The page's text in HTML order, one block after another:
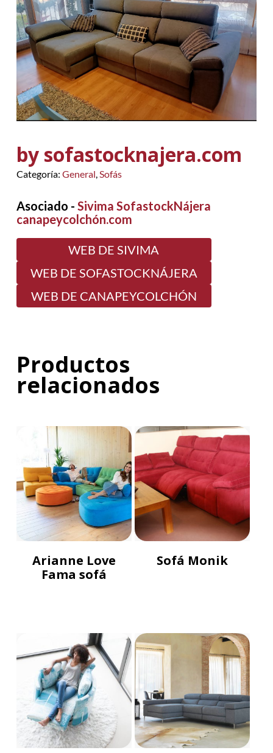
by sofastocknajera.com
Categoría: General,Sofás
Asociado - Sivima SofastockNájera
canapeycolchón.com
WEB DE SIVIMA
WEB DE SOFASTOCKNÁJERA
WEB DE CANAPEYCOLCHÓN
Productos
relacionados
Arianne Love
Fama sofá
Sofá Monik